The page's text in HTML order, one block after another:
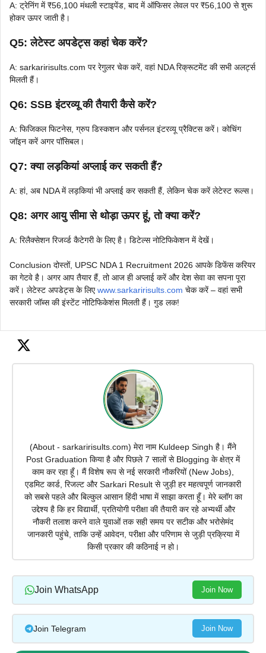
A: ट्रेनिंग में ₹56,100 मंथली स्टाइपेंड, बाद में ऑफिसर लेवल पर ₹56,100 से शुरू
होकर ऊपर जाती है।
Q5: लेटेस्ट अपडेट्स कहां चेक करें?
A: sarkaririsults.com पर रेगुलर चेक करें, वहां NDA रिक्रूटमेंट की सभी अलर्ट्स
मिलती हैं।
Q6: SSB इंटरव्यू की तैयारी कैसे करें?
A: फिजिकल फिटनेस, ग्रुप डिस्कशन और पर्सनल इंटरव्यू प्रैक्टिस करें। कोचिंग
जॉइन करें अगर पॉसिबल।
Q7: क्या लड़कियां अप्लाई कर सकती हैं?
A: हां, अब NDA में लड़कियां भी अप्लाई कर सकती हैं, लेकिन चेक करें लेटेस्ट रूल्स।
Q8: अगर आयु सीमा से थोड़ा ऊपर हूं, तो क्या करें?
A: रिलैक्सेशन रिजर्व्ड कैटेगरी के लिए है। डिटेल्स नोटिफिकेशन में देखें।
Conclusion दोस्तों, UPSC NDA 1 Recruitment 2026 आपके डिफेंस करियर
का गेटवे है। अगर आप तैयार हैं, तो आज ही अप्लाई करें और देश सेवा का सपना पूरा
करें। लेटेस्ट अपडेट्स के लिएwww.sarkaririsults.com चेक करें – वहां सभी
सरकारी जॉब्स की इंस्टेंट नोटिफिकेशंस मिलती हैं। गुड लक!
(About - sarkaririsults.com) मेरा नाम Kuldeep Singh है। मैंने
Post Graduation किया है और पिछले 7 सालों से Blogging के क्षेत्र में
काम कर रहा हूँ। मैं विशेष रूप से नई सरकारी नौकरियों (New Jobs),
एडमिट कार्ड, रिजल्ट और Sarkari Result से जुड़ी हर महत्वपूर्ण जानकारी
को सबसे पहले और बिल्कुल आसान हिंदी भाषा में साझा करता हूँ। मेरे ब्लॉग का
उद्देश्य है कि हर विद्यार्थी, प्रतियोगी परीक्षा की तैयारी कर रहे अभ्यर्थी और
नौकरी तलाश करने वाले युवाओं तक सही समय पर सटीक और भरोसेमंद
जानकारी पहुंचे, ताकि उन्हें आवेदन, परीक्षा और परिणाम से जुड़ी प्रक्रिया में
किसी प्रकार की कठिनाई न हो।
Join WhatsApp Join Now
Join Telegram Join Now